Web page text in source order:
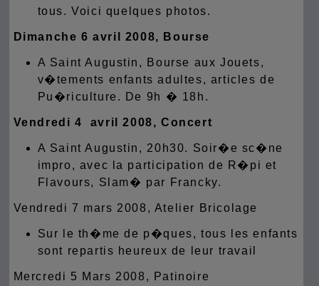
tous.Voici quelques photos.
Dimanche 6 avril 2008, Bourse
A Saint Augustin, Bourse aux Jouets,
v�tements enfants adultes, articles de
Pu�riculture. De 9h � 18h.
Vendredi 4 avril 2008, Concert
A Saint Augustin, 20h30. Soir�e sc�ne
impro, avec la participation de R�pi et
Flavours, Slam� par Francky.
Vendredi 7 mars 2008, Atelier Bricolage
Sur le th�me de p�ques, tous les enfants
sont repartis heureux de leur travail
Mercredi 5 Mars 2008, Patinoire